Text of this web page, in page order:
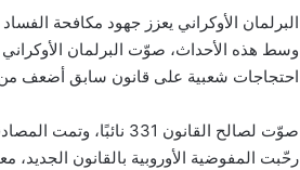
البرلمان الأوكراني يعزز جهود مكافحة الفساد
وسط هذه الأحداث، صوّت البرلمان الأوكراني
احتجاجات شعبية على قانون سابق أضعف من
صوّت لصالح القانون 331 نائبًا، وتمت المصادقة عليه على الفور من قبل الرئيس زيلينسكي.
رحّبت المفوضية الأوروبية بالقانون